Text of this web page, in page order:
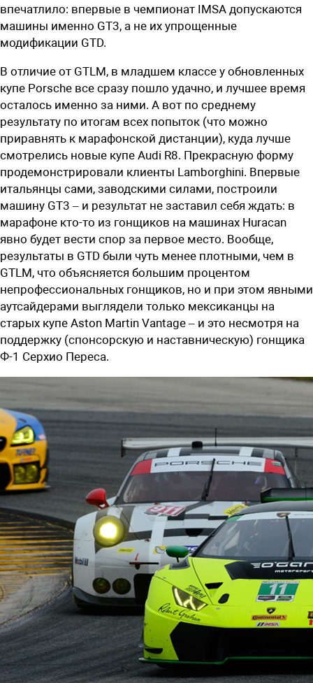
впечатлило: впервые в чемпионат IMSA допускаются
машины именно GT3, а не их упрощенные
модификации GTD.
В отличие от GTLM, в младшем классе у обновленных
купе Porsche все сразу пошло удачно, и лучшее время
осталось именно за ними. А вот по среднему
результату по итогам всех попыток (что можно
приравнять к марафонской дистанции), куда лучше
смотрелись новые купе Audi R8. Прекрасную форму
продемонстрировали клиенты Lamborghini. Впервые
итальянцы сами, заводскими силами, построили
машину GT3 – и результат не заставил себя ждать: в
марафоне кто-то из гонщиков на машинах Huracan
явно будет вести спор за первое место. Вообще,
результаты в GTD были чуть менее плотными, чем в
GTLM, что объясняется большим процентом
непрофессиональных гонщиков, но и при этом явными
аутсайдерами выглядели только мексиканцы на
старых купе Aston Martin Vantage – и это несмотря на
поддержку (спонсорскую и наставническую) гонщика
Ф-1 Серхио Переса.